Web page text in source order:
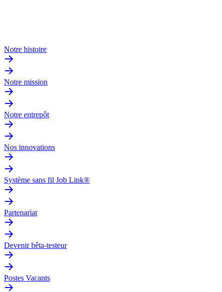
Notre histoire
Notre mission
Notre entrepôt
Nos innovations
Système sans fil Job Link®
Partenariat
Devenir bêta-testeur
Postes Vacants